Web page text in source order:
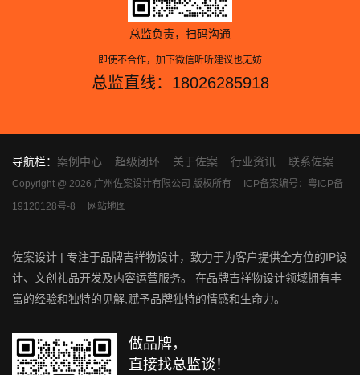
总监负责，扫码沟通
即使不合作，加下微信听听建议也无妨
总监直线：18026285918
导航栏： 案例中心 超级闭环 关于佐案 行业资讯 联系佐案
Copyright @ 2026 广州佐案设计有限公司 版权所有 ICP备案编号：粤ICP备
19120128号-8
网站地图
佐案设计 | 专注于品牌吉祥物设计，致力于为客户提供全方位的IP设
计、文创礼品开发及内容运营服务。 在品牌吉祥物设计领域拥有丰
富的经验和独特的见解,赋予品牌独特的情感和生命力。
做品牌，
直接找总监谈！